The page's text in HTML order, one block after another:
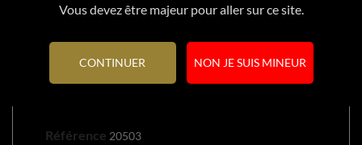
Vous devez être majeur pour aller sur ce site.
CONTINUER NON JE SUIS MINEUR
DÉTAILS DU PRODUIT
Référence 20503